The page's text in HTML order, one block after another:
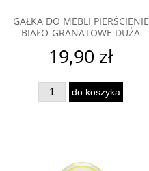
GAŁKA DO MEBLI PIERŚCIENIE
BIAŁO-GRANATOWE DUŻA
19,90 zł
do koszyka